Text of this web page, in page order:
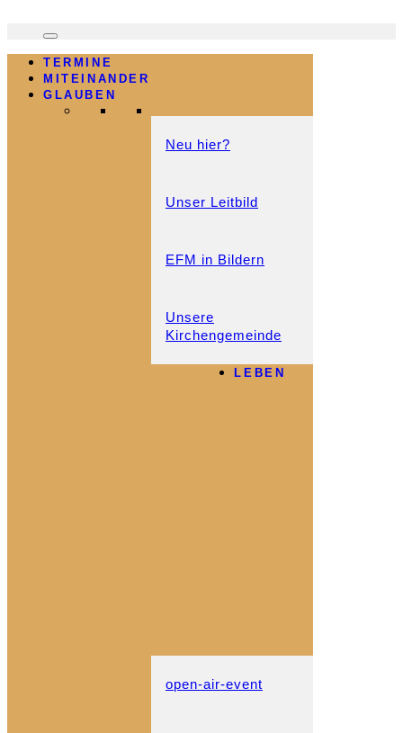
TERMINE
MITEINANDER
GLAUBEN
Neu hier?
Unser Leitbild
EFM in Bildern
Unsere
Kirchengemeinde
LEBEN
open-air-event